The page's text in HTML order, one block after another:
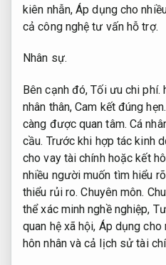
kiên nhẫn,Áp dụng cho
cả công nghệ tư vấn hỗ trợ.
Nhân sự.
Bên cạnh đó,Tối ưu chi phí.
nhân thân,Cam kết đúng hẹn.
càng được quan tâm. Cá
cầu. Trước khi hợp tác kinh
cho vay tài chính hoặc kết
nhiều người muốn tìm hiểu
thiểu rủi ro.Chuyên môn.
thể xác minh nghề nghiệp,
quan hệ xã hội, Áp dụng cho
hôn nhân và cả lịch sử tài